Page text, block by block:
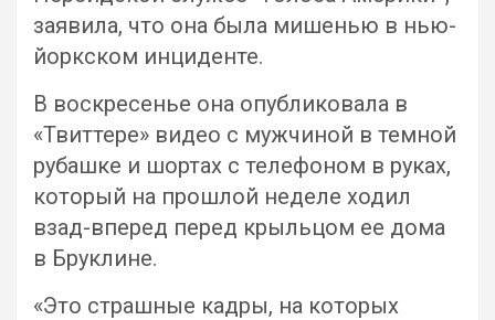
заявила, что она была мишенью в нью-
йоркском инциденте.
В воскресенье она опубликовала в
«Твиттере» видео с мужчиной в темной
рубашке и шортах с телефоном в руках,
который на прошлой неделе ходил
взад-вперед перед крыльцом ее дома
в Бруклине.
«Это страшные кадры, на которых